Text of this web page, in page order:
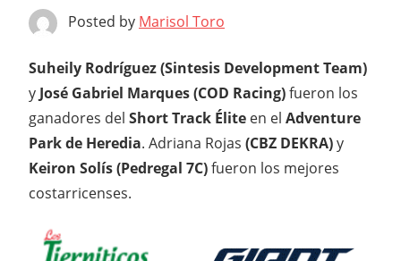
Posted by Marisol Toro
Suheily Rodríguez (Sintesis Development Team)
y José Gabriel Marques (COD Racing)fueron los
ganadores del Short Track Élite en el Adventure
Parkde Heredia. Adriana Rojas (CBZ DEKRA)y
Keiron Solís(Pedregal 7C)fueron los mejores
costarricenses.